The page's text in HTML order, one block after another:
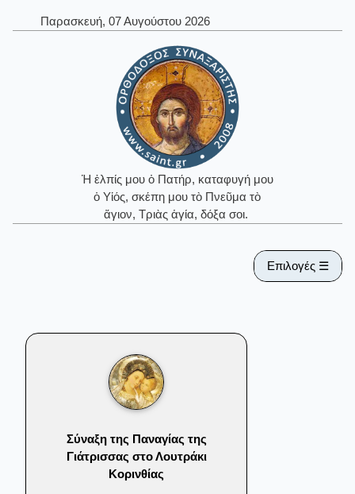
Παρασκευή, 07 Αυγούστου 2026
Ἡ ἐλπίς μου ὁ Πατήρ, καταφυγή μου
ὁ Υἱός, σκέπη μου τὸ Πνεῦμα τὸ
ἅγιον, Τριὰς ἁγία, δόξα σοι.
Επιλογές ☰
Σύναξη της Παναγίας της
Γιάτρισσας στο Λουτράκι
Κορινθίας